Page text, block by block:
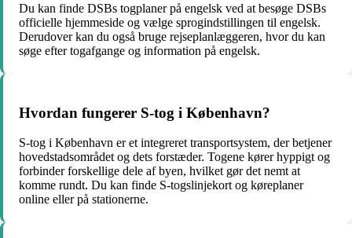
Du kan finde DSBs togplaner på engelsk ved at besøge DSBs
officielle hjemmeside og vælge sprogindstillingen til engelsk.
Derudover kan du også bruge rejseplanlæggeren, hvor du kan
søge efter togafgange og information på engelsk.
Hvordan fungerer S-tog i København?
S-tog i København er et integreret transportsystem, der betjener
hovedstadsområdet og dets forstæder. Togene kører hyppigt og
forbinder forskellige dele af byen, hvilket gør det nemt at
komme rundt. Du kan finde S-togslinjekort og køreplaner
online eller på stationerne.